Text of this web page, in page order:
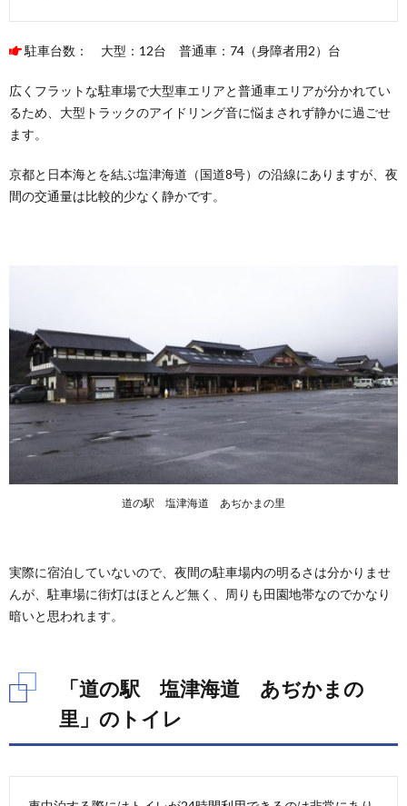
の
のそ
の施
駅 塩
津海
道 あ
「道の
駅 塩
津海
道 あ
ぢかま
の無料
6.3.
ぢかま
の里」
のWiFi
施設
駅 塩
道 あ
の里」
電スタ
駐車台数： 大型：12台 普通車：74（身障者用2）台
広くフラットな駐車場で大型車エリアと普通車エリアが分かれてい
るため、大型トラックのアイドリング音に悩まされず静かに過ごせ
ます。
京都と日本海とを結ぶ塩津海道（国道8号）の沿線にありますが、夜
間の交通量は比較的少なく静かです。
道の駅 塩津海道 あぢかまの里
実際に宿泊していないので、夜間の駐車場内の明るさは分かりませ
んが、駐車場に街灯はほとんど無く、周りも田園地帯なのでかなり
暗いと思われます。
「道の駅 塩津海道 あぢかまの
里」のトイレ